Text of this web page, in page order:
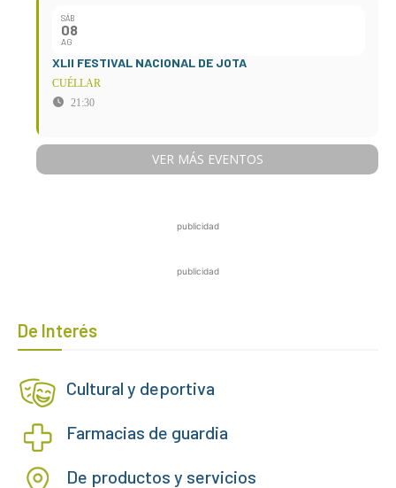
SÁB
08
AG
XLII FESTIVAL NACIONAL DE JOTA
CUÉLLAR
21:30
VER MÁS EVENTOS
publicidad
publicidad
De Interés
Cultural y deportiva
Farmacias de guardia
De productos y servicios